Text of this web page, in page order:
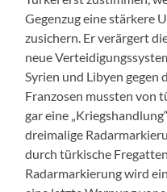
Gegenzug eine stärkere
zusichern. Er verärgert
neue
Syrien und Libyen gegen
Franzosen mussten von
gar eine
dreimalige
durch türkische
Radarmarkierung wird